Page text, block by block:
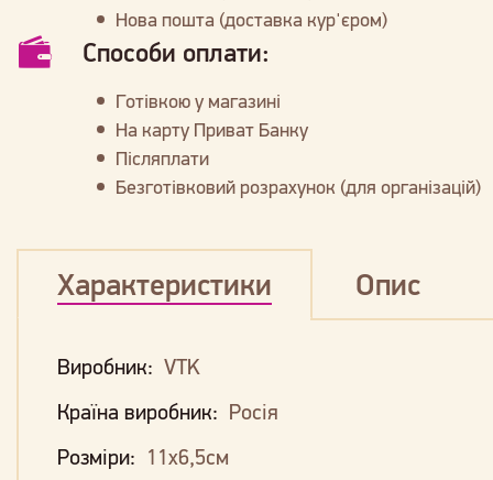
Нова пошта (доставка кур'єром)
Способи оплати:
Готівкою у магазині
На карту Приват Банку
Післяплати
Безготівковий розрахунок (для організацій)
Характеристики Опис
Виробник: VTK
Країна виробник: Росія
Розміри: 11х6,5см